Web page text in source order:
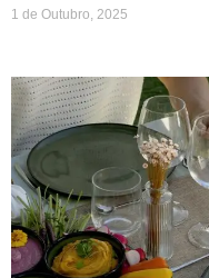
1 de Outubro, 2025